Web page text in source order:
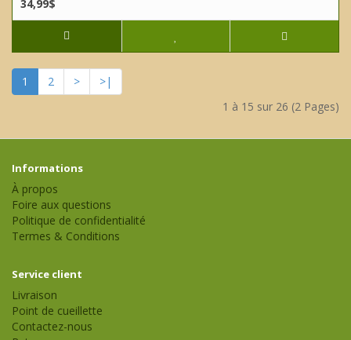
34,99$
1 2 >
>|
1 à 15 sur 26 (2 Pages)
Informations
À propos
Foire aux questions
Politique de confidentialité
Termes & Conditions
Service client
Livraison
Point de cueillette
Contactez-nous